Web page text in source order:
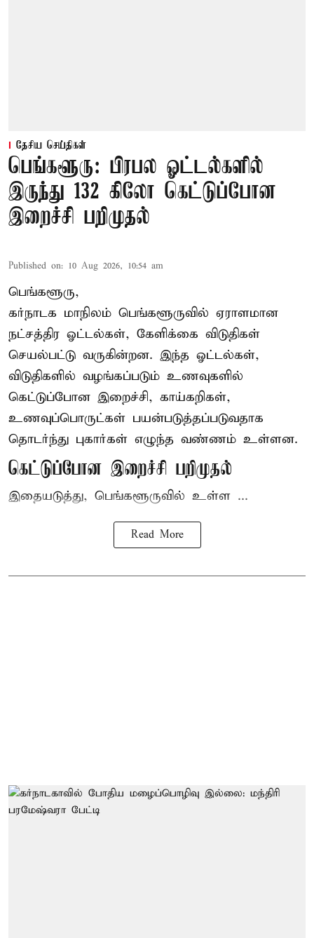
தேசிய செய்திகள்
பெங்களூரு: பிரபல ஓட்டல்களில்
இருந்து 132 கிலோ கெட்டுப்போன
இறைச்சி பறிமுதல்
Published on: 10 Aug 2026, 10:54 am
பெங்களூரு,
கர்நாடக மாநிலம் பெங்களூருவில் ஏராளமான
நட்சத்திர ஓட்டல்கள், கேளிக்கை விடுதிகள்
செயல்பட்டு வருகின்றன. இந்த ஓட்டல்கள்,
விடுதிகளில் வழங்கப்படும் உணவுகளில்
கெட்டுப்போன இறைச்சி, காய்கறிகள்,
உணவுப்பொருட்கள் பயன்படுத்தப்படுவதாக
தொடர்ந்து புகார்கள் எழுந்த வண்ணம் உள்ளன.
கெட்டுப்போன இறைச்சி பறிமுதல்
இதையடுத்து, பெங்களூருவில் உள்ள ...
Read More